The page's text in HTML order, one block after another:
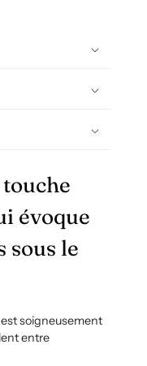
évoque
sous le
soigneusement
entre